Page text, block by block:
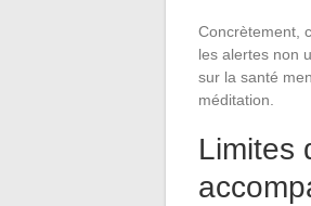
Concrètement,
les alertes non
sur la santé
méditation.
Limites